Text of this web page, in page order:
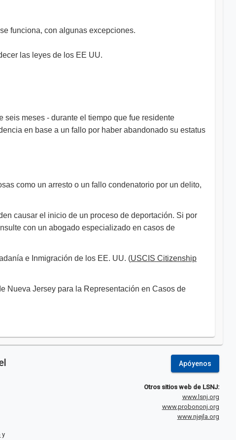
funciona, con algunas excepciones.
las leyes de los EE UU.
meses - durante el tiempo que fue residente
en base a un fallo por haber abandonado su estatus
como un arresto o un fallo condenatorio por un delito,
causar el inicio de un proceso de deportación. Si por
con un abogado especializado en casos de
e Inmigración de los EE. UU. (USCIS Citizenship
Nueva Jersey para la Representación en Casos de
y
Apóyenos
Otros sitios web de LSNJ:
www.lsnj.org
www.probononj.org
www.njejla.org